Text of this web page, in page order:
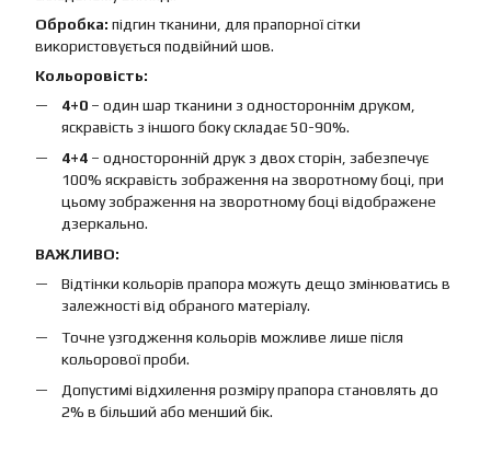
Обробка: підгин тканини, для прапорної сітки
використовується подвійний шов.
Кольоровість:
4+0 – один шар тканини з одностороннім друком,
яскравість з іншого боку складає 50-90%.
4+4 – односторонній друк з двох сторін, забезпечує
100% яскравість зображення на зворотному боці, при
цьому зображення на зворотному боці відображене
дзеркально.
ВАЖЛИВО:
Відтінки кольорів прапора можуть дещо змінюватись в
залежності від обраного матеріалу.
Точне узгодження кольорів можливе лише після
кольорової проби.
Допустимі відхилення розміру прапора становлять до
2% в більший або менший бік.